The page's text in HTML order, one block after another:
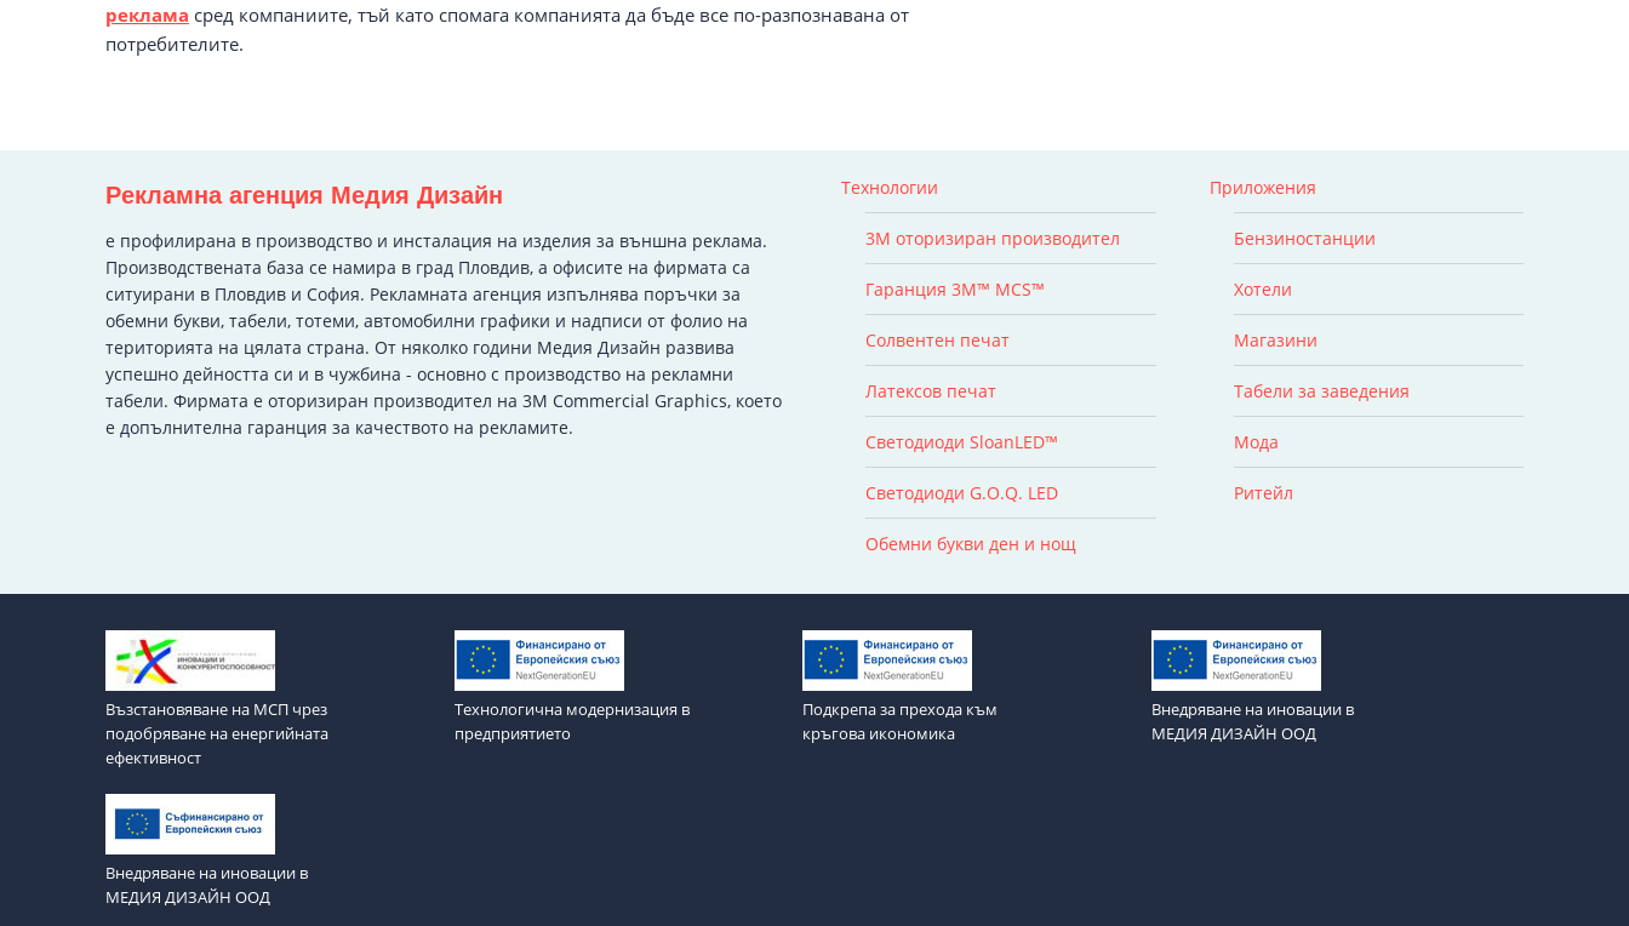
реклама сред компаниите, тъй като спомага компанията да бъде все по-разпознавана от
потребителите.
Рекламна агенция Медия Дизайн
e профилирана в производство и инсталация на изделия за външна реклама.
Производствената база се намира в град Пловдив, а офисите на фирмата са
ситуирани в Пловдив и София. Рекламната агенция изпълнява поръчки за
обемни букви, табели, тотеми, автомобилни графики и надписи от фолио на
територията на цялата страна. От няколко години Медия Дизайн развива
успешно дейността си и в чужбина - основно с производство на рекламни
табели. Фирмата е оторизиран производител на 3M Commercial Graphics, което
е допълнителна гаранция за качеството на рекламите.
Технологии
3M оторизиран производител
Гаранция 3M™ MCS™
Солвентен печат
Латексов печат
Светодиоди SloanLED™
Светодиоди G.O.Q. LED
Обемни букви ден и нощ
Приложения
Бензиностанции
Хотели
Магазини
Табели за заведения
Мода
Ритейл
Възстановяване на МСП чрез
подобряване на енергийната
ефективност
Технологична модернизация в
предприятието
Подкрепа за прехода към
кръгова икономика
Внедряване на иновации в
МЕДИЯ ДИЗАЙН ООД
Внедряване на иновации в
МЕДИЯ ДИЗАЙН ООД